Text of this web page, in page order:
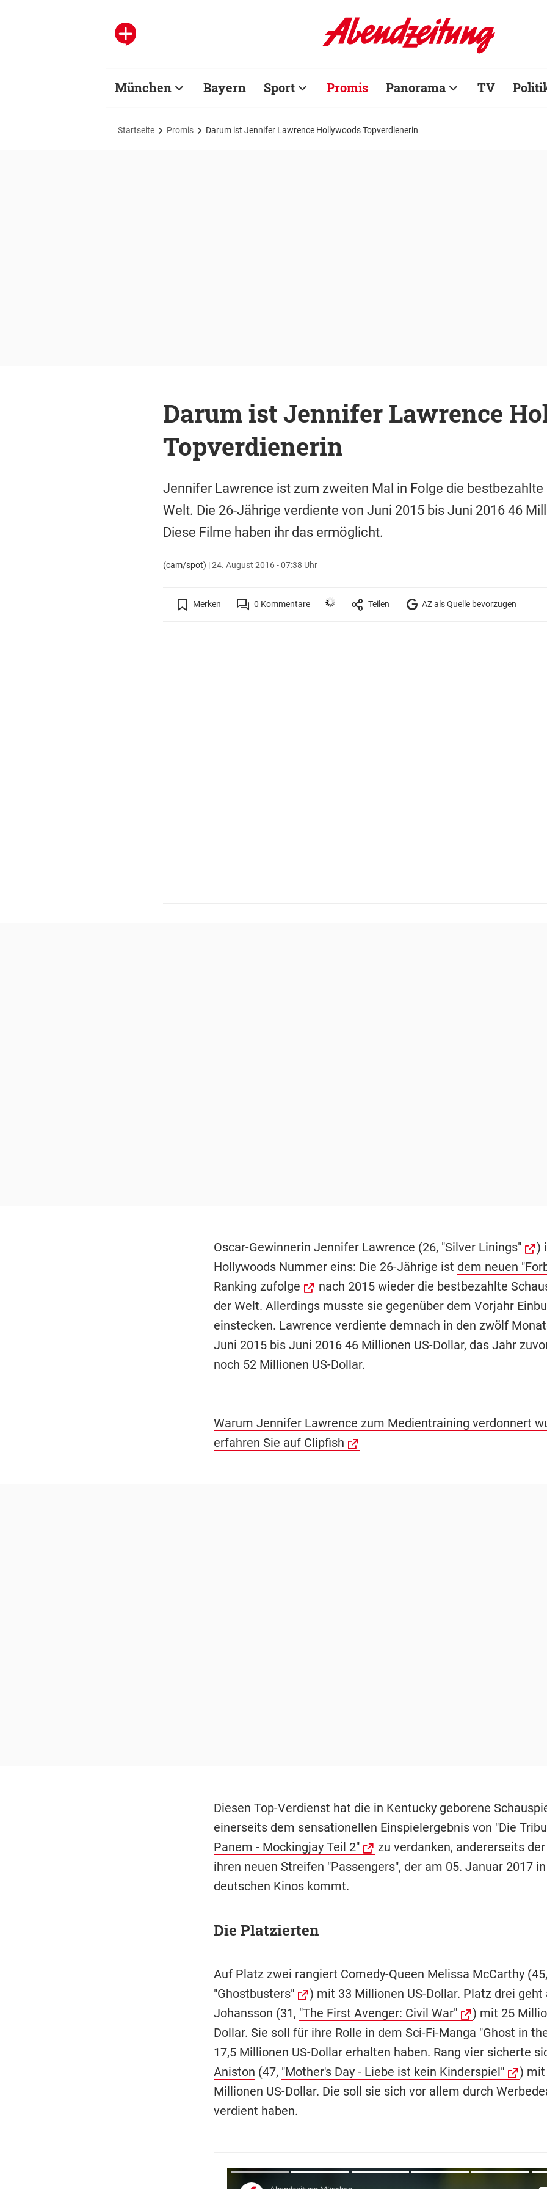
München Bayern Sport Promis Panorama TV
Startseite Promis Darum ist Jennifer Lawrence Hollywoods Topverdienerin
Darum ist Jennifer Lawrence
Topverdienerin
Jennifer Lawrence ist zum zweiten Mal in Folge die bestbezahlte
Welt. Die 26-Jährige verdiente von Juni 2015 bis Juni 2016 46
Diese Filme haben ihr das ermöglicht.
(cam/spot) |24. August 2016 - 07:38 Uhr
Merken 0 Kommentare Teilen AZ als Quelle bevorzugen
Oscar-Gewinnerin Jennifer Lawrence (26, "Silver Linings"
)
Hollywoods Nummer eins: Die 26-Jährige ist dem neuen
Ranking zufolge
nach 2015 wieder die bestbezahlte
der Welt. Allerdings musste sie gegenüber dem Vorjahr
einstecken. Lawrence verdiente demnach in den zwölf
Juni 2015 bis Juni 2016 46 Millionen US-Dollar, das Jahr
noch 52 Millionen US-Dollar.
Warum Jennifer Lawrence zum Medientraining verdonnert
erfahren Sie auf Clipfish
Diesen Top-Verdienst hat die in Kentucky geborene
einerseits dem sensationellen Einspielergebnis von "Die
Panem - Mockingjay Teil 2"
zu verdanken, andererseits
ihren neuen Streifen "Passengers", der am 05. Januar 2017
deutschen Kinos kommt.
Die Platzierten
Auf Platz zwei rangiert Comedy-Queen Melissa McCarthy (45,
"Ghostbusters"
) mit 33 Millionen US-Dollar. Platz drei geht
Johansson (31, "The First Avenger: Civil War"
) mit 25
Dollar. Sie soll für ihre Rolle in dem Sci-Fi-Manga "Ghost in
17,5 Millionen US-Dollar erhalten haben. Rang vier sicherte
Aniston (47, "Mother's Day - Liebe ist kein Kinderspiel"
) mit
Millionen US-Dollar. Die soll sie sich vor allem durch
verdient haben.